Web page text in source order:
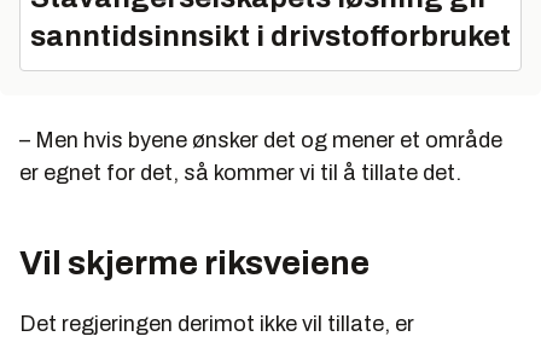
sanntidsinnsikt i drivstofforbruket
– Men hvis byene ønsker det og mener et område
er egnet for det, så kommer vi til å tillate det.
Vil skjerme riksveiene
Det regjeringen derimot ikke vil tillate, er